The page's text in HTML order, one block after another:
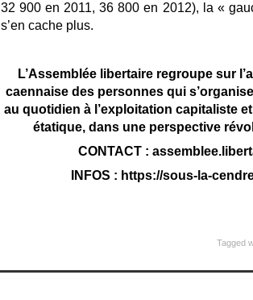
32 900 en 2011, 36 800 en 2012), la «
s’en cache plus.
L’Assemblée libertaire regroupe sur
caennaise des personnes qui
au quotidien à l’exploitation capitaliste
étatique, dans une perspective
CONTACT :
INFOS : https://sous-la-
Tagged